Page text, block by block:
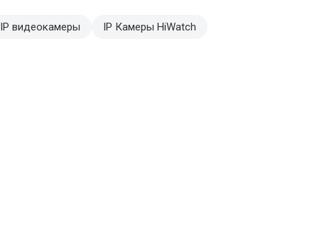
IP видеокамеры IP Камеры HiWatch